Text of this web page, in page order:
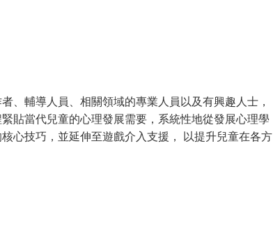
、輔導人員、相關領域的專業人員以及有興趣人士，
貼當代兒童的心理發展需要，系統性地從發展心理學
心技巧，並延伸至遊戲介入支援， 以提升兒童在各方